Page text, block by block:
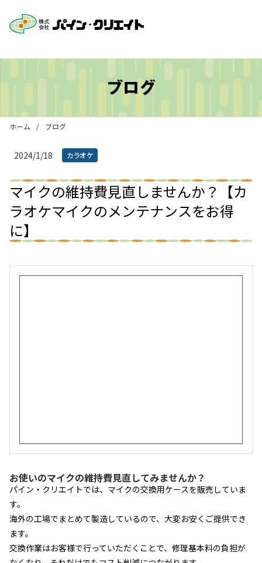
ブログ
ホーム / ブログ
2024/1/18 カラオケ
マイクの維持費見直しませんか？【カ
ラオケマイクのメンテナンスをお得
に】
お使いのマイクの維持費見直してみませんか？
パイン・クリエイトでは、マイクの交換用ケースを販売していま
す。
海外の工場でまとめて製造しているので、大変お安くご提供でき
ます。
交換作業はお客様で行っていただくことで、修理基本料の負担が